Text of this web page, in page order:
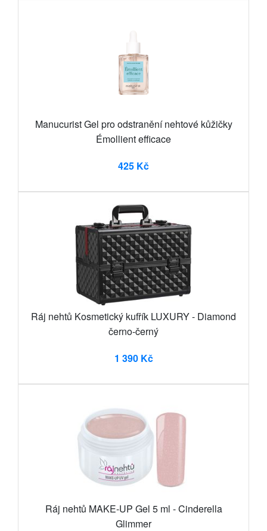
Manucurist Gel pro odstranění nehtové kůžičky
Émollient efficace
425 Kč
Ráj nehtů Kosmetický kufřík LUXURY - Diamond
černo-černý
1 390 Kč
Ráj nehtů MAKE-UP Gel 5 ml - Cinderella
Glimmer